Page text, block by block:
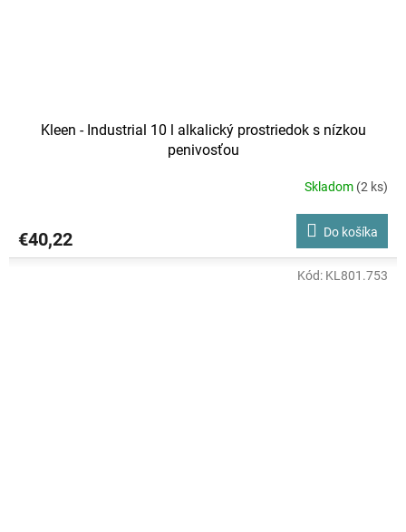
Kleen - Industrial 10 l alkalický prostriedok s nízkou
penivosťou
Skladom (2 ks)
€40,22 Do košíka
Kód: KL801.753